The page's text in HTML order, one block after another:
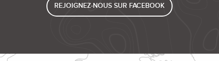
REJOIGNEZ-NOUS SUR FACEBOOK